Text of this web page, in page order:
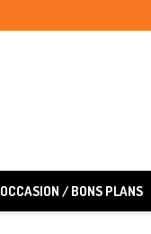
OCCASION / BONS PLANS